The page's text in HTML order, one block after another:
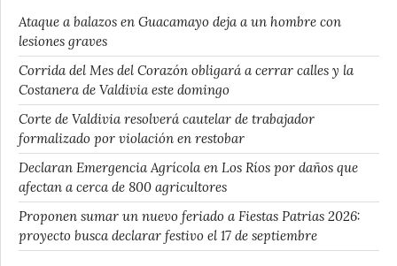
Ataque a balazos en Guacamayo deja a un hombre con
lesiones graves
Corrida del Mes del Corazón obligará a cerrar calles y la
Costanera de Valdivia este domingo
Corte de Valdivia resolverá cautelar de trabajador
formalizado por violación en restobar
Declaran Emergencia Agrícola en Los Ríos por daños que
afectan a cerca de 800 agricultores
Proponen sumar un nuevo feriado a Fiestas Patrias 2026:
proyecto busca declarar festivo el 17 de septiembre